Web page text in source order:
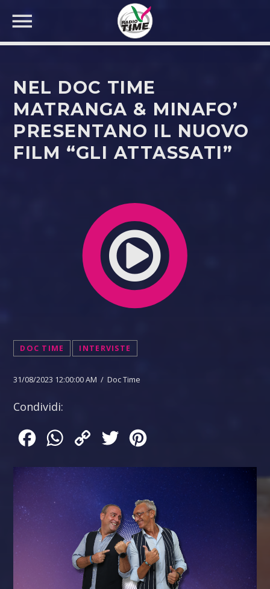
CERCA NEL SITO WEB:
NEL DOC TIME
MATRANGA & MINAFO’
PRESENTANO IL NUOVO
FILM “GLI ATTASSATI”
DOC TIME INTERVISTE
31/08/2023 12:00:00 AM / Doc Time
Condividi:
FacebookWhatsApp
Copy
Twitter